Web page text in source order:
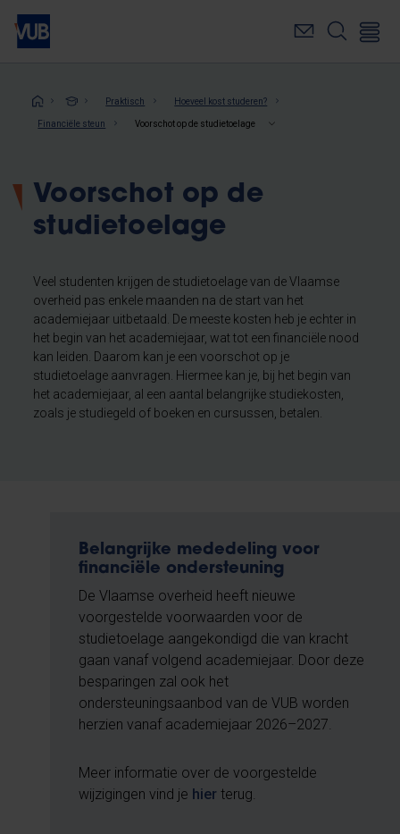
Overslaan
naar
inhoudKruimelpad
Praktisch Hoeveel kost studeren?
Financiële steun Voorschot op de studietoelage
Voorschot op de
studietoelage
Veel studenten krijgen de studietoelage van de Vlaamse
overheid pas enkele maanden na de start van het
academiejaar uitbetaald. De meeste kosten heb je echter in
het begin van het academiejaar, wat tot een financiële nood
kan leiden. Daarom kan je een voorschot op je
studietoelage aanvragen. Hiermee kan je, bij het begin van
het academiejaar, al een aantal belangrijke studiekosten,
zoals je studiegeld of boeken en cursussen, betalen.
Belangrijke mededeling voor
financiële ondersteuning
De Vlaamse overheid heeft nieuwe
voorgestelde voorwaarden voor de
studietoelage aangekondigd die van kracht
gaan vanaf volgend academiejaar. Door deze
besparingen zal ook het
ondersteuningsaanbod van de VUB worden
herzien vanaf academiejaar 2026–2027.
Meer informatie over de voorgestelde
wijzigingen vind je hier terug.